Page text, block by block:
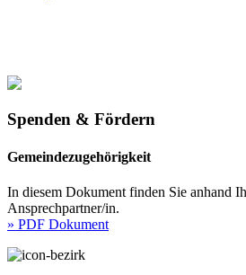
Spenden & Fördern
Gemeindezugehörigkeit
In diesem Dokument finden Sie anhand
Ansprechpartner/in.
» PDF Dokument